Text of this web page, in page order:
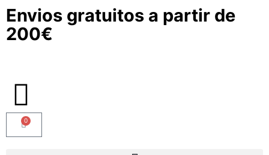
Envios gratuitos a partir de
200€
0